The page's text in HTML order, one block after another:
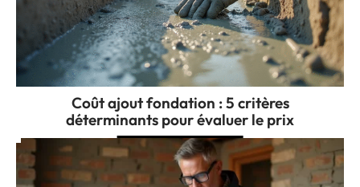
Coût ajout fondation : 5 critères
déterminants pour évaluer le prix